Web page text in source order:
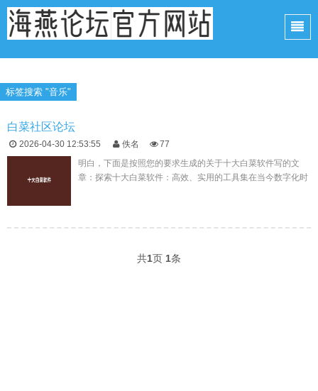
标签搜索 "音乐"
白菜社区论坛
2026-04-30 12:53:55 佚名
77
明白，下面是按照您的要求生成的关于十大白菜软件写的文
章：探索十大白菜软件：高效、实用的工具集在当今数字化时
共1页 1条